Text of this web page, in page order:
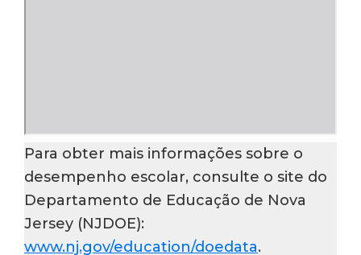
Para obter mais informações sobre o
desempenho escolar, consulte o site do
Departamento de Educação de Nova
Jersey (NJDOE):
www.nj.gov/education/doedata.